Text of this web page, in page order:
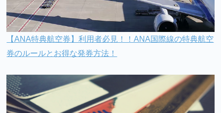
【ANA特典航空券】利用者必見！！ANA国際線の特典航空
券のルールとお得な発券方法！